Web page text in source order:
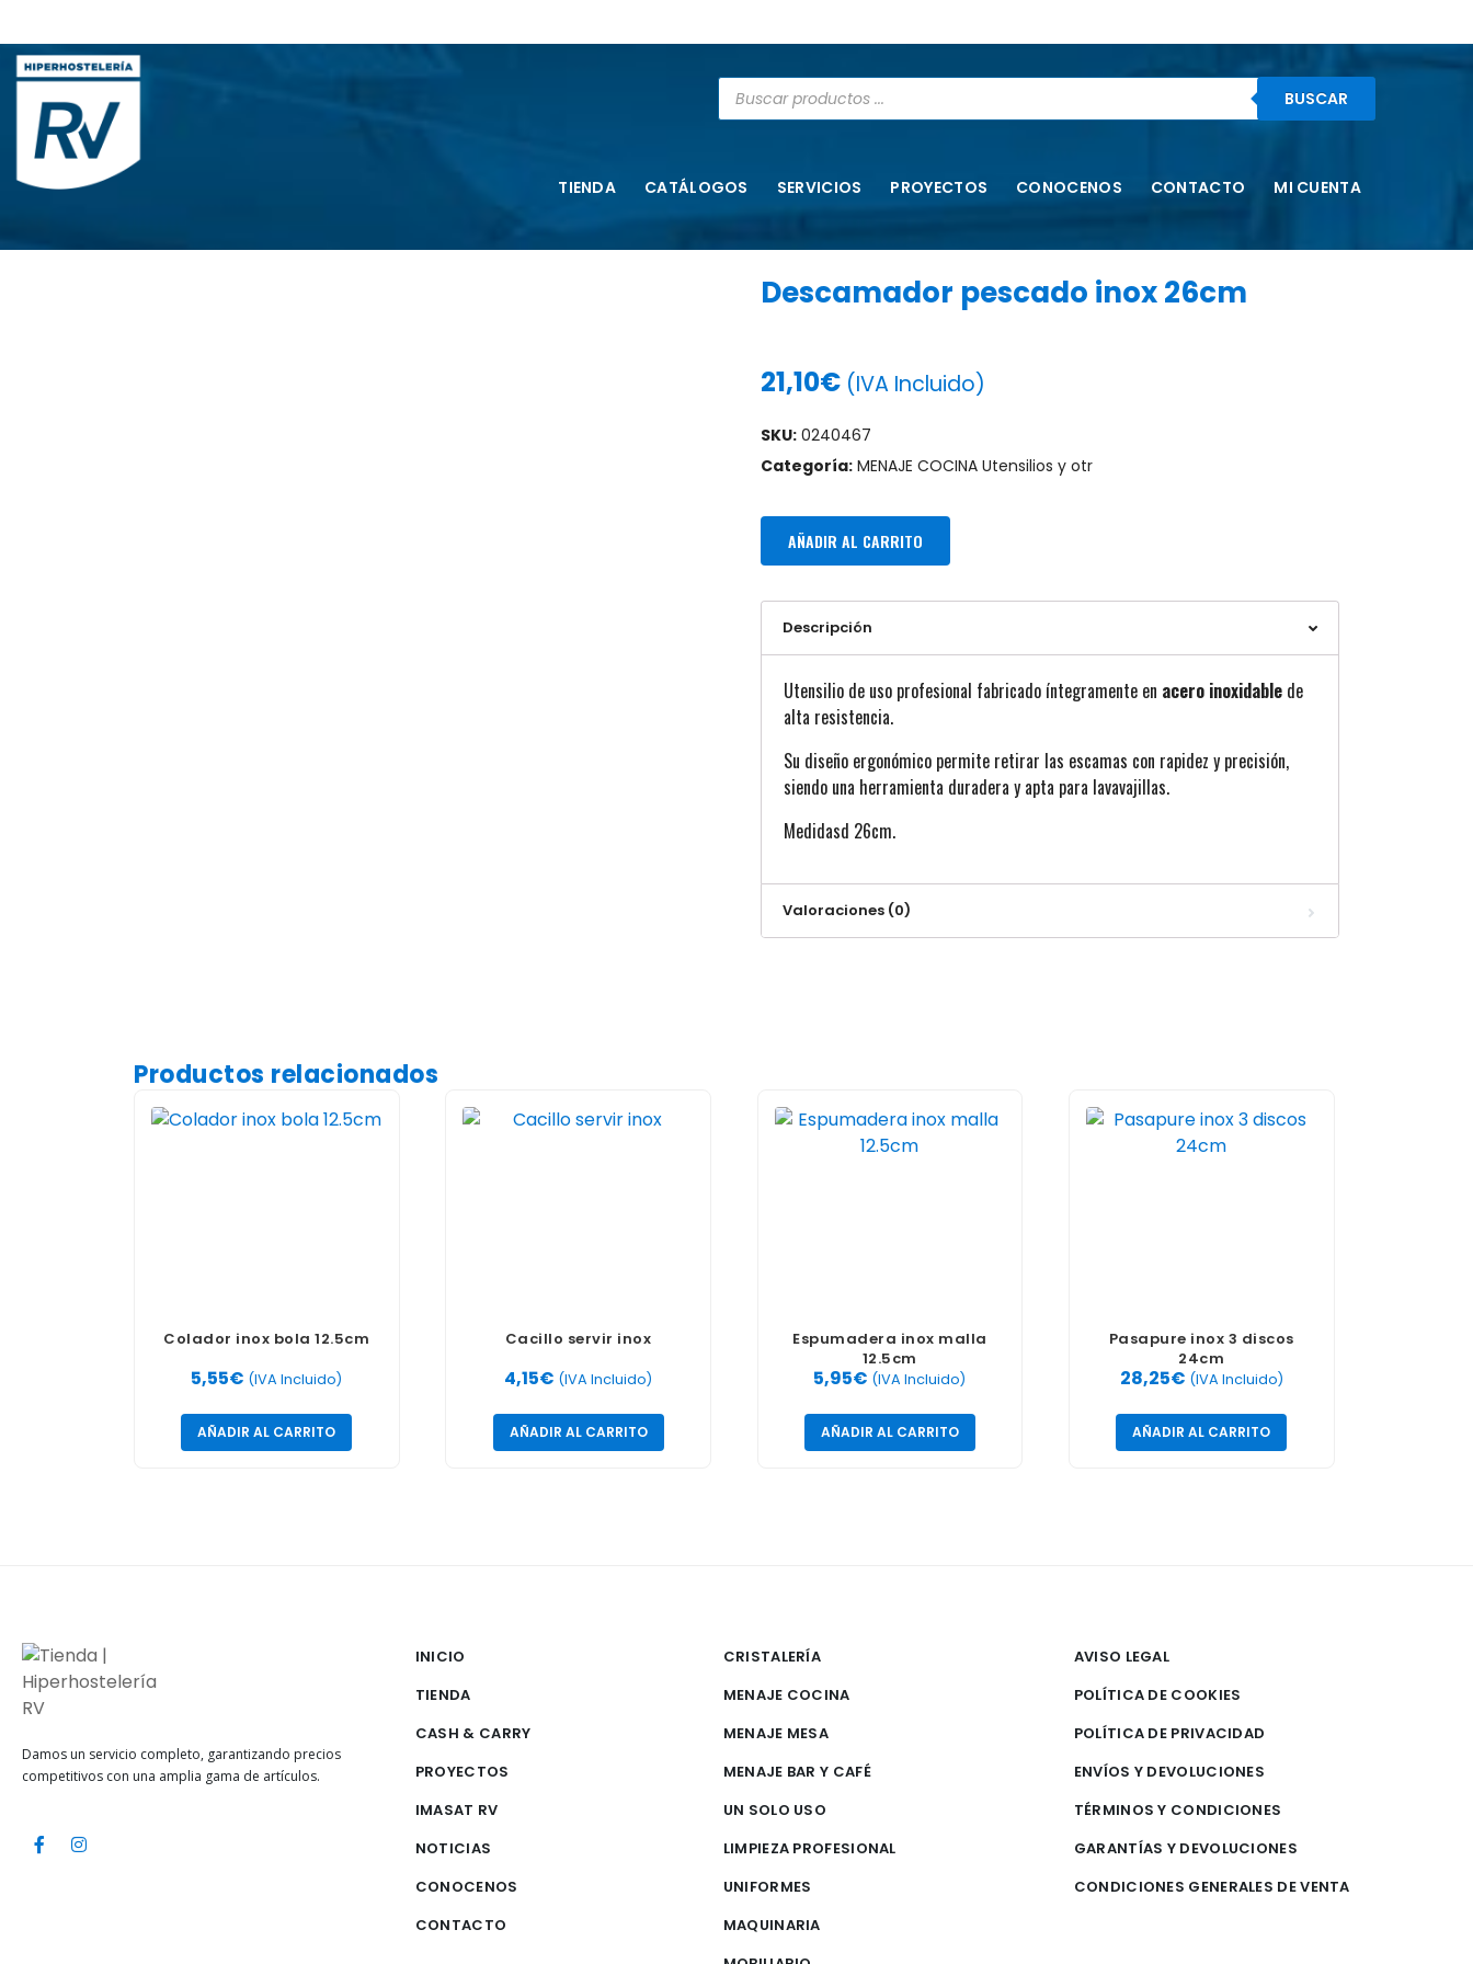
BUSCAR
TIENDA CATÁLOGOS SERVICIOS PROYECTOS CONOCENOS CONTACTO MI CUENTA
Descamador pescado inox 26cm
21,10€ (IVA Incluido)
SKU: 0240467
Categoría: MENAJE COCINA Utensilios y otr
AÑADIR AL CARRITO
Descripción
Utensilio de uso profesional fabricado íntegramente en acero inoxidable de
alta resistencia.
Su diseño ergonómico permite retirar las escamas con rapidez y precisión,
siendo una herramienta duradera y apta para lavavajillas.
Medidasd 26cm.
Valoraciones (0)
Productos relacionados
Colador inox bola 12.5cm
5,55€ (IVA Incluido)
AÑADIR AL CARRITO
Cacillo servir inox
4,15€ (IVA Incluido)
AÑADIR AL CARRITO
Espumadera inox malla
12.5cm
5,95€ (IVA Incluido)
AÑADIR AL CARRITO
Pasapure inox 3 discos
24cm
28,25€ (IVA Incluido)
AÑADIR AL CARRITO
Damos un servicio completo, garantizando precios
competitivos con una amplia gama de artículos.
INICIO
TIENDA
CASH & CARRY
PROYECTOS
IMASAT RV
NOTICIAS
CONOCENOS
CONTACTO
CRISTALERÍA
MENAJE COCINA
MENAJE MESA
MENAJE BAR Y CAFÉ
UN SOLO USO
LIMPIEZA PROFESIONAL
UNIFORMES
MAQUINARIA
AVISO LEGAL
POLÍTICA DE COOKIES
POLÍTICA DE PRIVACIDAD
ENVÍOS Y DEVOLUCIONES
TÉRMINOS Y CONDICIONES
GARANTÍAS Y DEVOLUCIONES
CONDICIONES GENERALES DE VENTA